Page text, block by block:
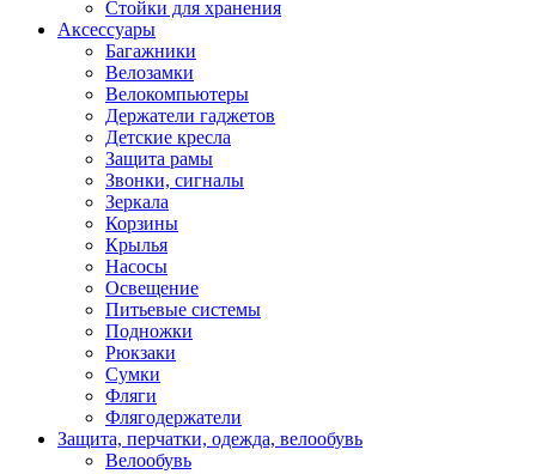
Стойки для хранения
Аксессуары
Багажники
Велозамки
Велокомпьютеры
Держатели гаджетов
Детские кресла
Защита рамы
Звонки, сигналы
Зеркала
Корзины
Крылья
Насосы
Освещение
Питьевые системы
Подножки
Рюкзаки
Сумки
Фляги
Флягодержатели
Защита, перчатки, одежда, велообувь
Велообувь